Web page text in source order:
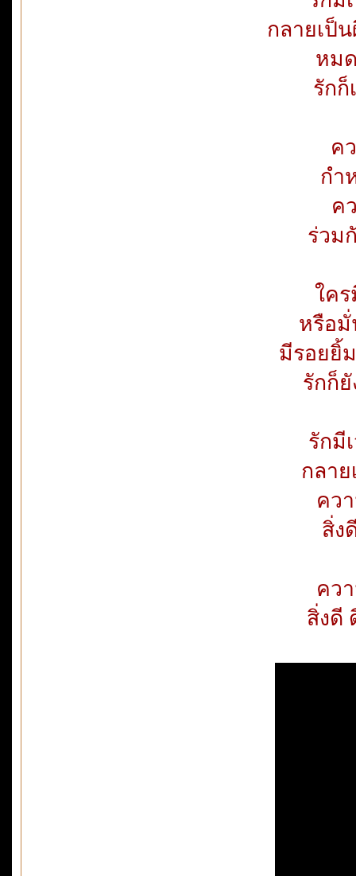
กลายเป็
หม
รักก็
ค
กำ
ค
ร่วม
ใค
หรือมั่
มีรอยยิ้
รักก็
รักมี
กลา
คว
สิ่ง
คว
สิ่งดี